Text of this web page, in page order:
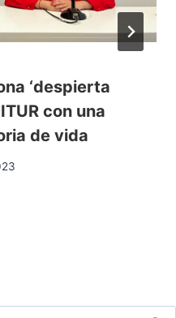
‘despierta
con una
de vida